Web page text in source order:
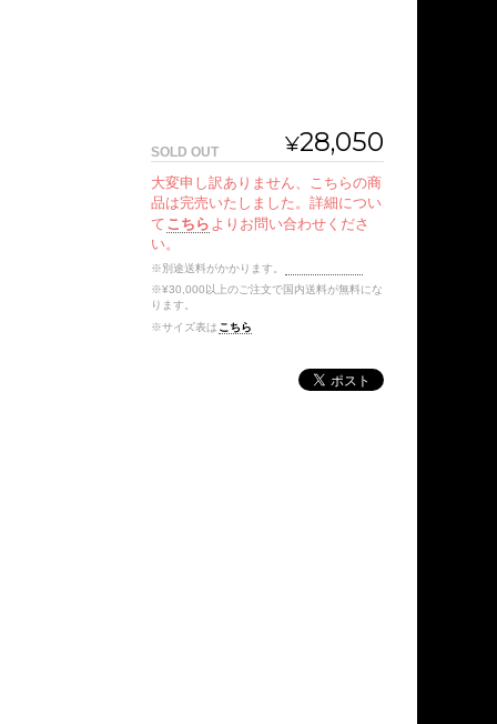
¥28,050
SOLD OUT
大変申し訳ありません、こちらの商
品は完売いたしました。詳細につい
て こちら よりお問い合わせくださ
い。
※別途送料がかかります。
※¥30,000以上のご注文で国内送料が無料にな
ります。
※サイズ表は こちら